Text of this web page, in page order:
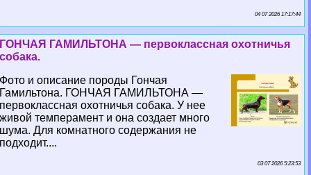
04 07 2026 17:17:44
ГОНЧАЯ ГАМИЛЬТОНА — первоклассная охотничья
собака.
Фото и описание породы Гончая
Гамильтона. ГОНЧАЯ ГАМИЛЬТОНА —
первоклассная охотничья собака. У нее
живой темперамент и она создает много
шума. Для комнатного содержания не
подходит....
03 07 2026 5:23:53